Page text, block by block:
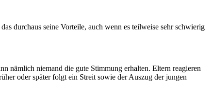
durchaus seine Vorteile, auch wenn es teilweise sehr schwierig
nämlich niemand die gute Stimmung erhalten. Eltern reagieren
oder später folgt ein Streit sowie der Auszug der jungen